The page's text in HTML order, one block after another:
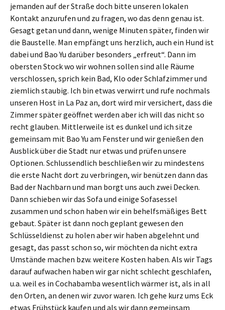
jemanden auf der Straße doch bitte unseren lokalen
Kontakt anzurufen und zu fragen, wo das denn genau ist.
Gesagt getan und dann, wenige Minuten später, finden wir
die Baustelle. Man empfängt uns herzlich, auch ein Hund ist
dabei und Bao Yu darüber besonders „erfreut“. Dann im
obersten Stock wo wir wohnen sollen sind alle Räume
verschlossen, sprich kein Bad, Klo oder Schlafzimmer und
ziemlich staubig. Ich bin etwas verwirrt und rufe nochmals
unseren Host in La Paz an, dort wird mir versichert, dass die
Zimmer später geöffnet werden aber ich will das nicht so
recht glauben. Mittlerweile ist es dunkel und ich sitze
gemeinsam mit Bao Yu am Fenster und wir genießen den
Ausblick über die Stadt nur etwas und prüfen unsere
Optionen. Schlussendlich beschließen wir zu mindestens
die erste Nacht dort zu verbringen, wir benützen dann das
Bad der Nachbarn und man borgt uns auch zwei Decken.
Dann schieben wir das Sofa und einige Sofasessel
zusammen und schon haben wir ein behelfsmäßiges Bett
gebaut. Später ist dann noch geplant gewesen den
Schlüsseldienst zu holen aber wir haben abgelehnt und
gesagt, das passt schon so, wir möchten da nicht extra
Umstände machen bzw. weitere Kosten haben. Als wir Tags
darauf aufwachen haben wir gar nicht schlecht geschlafen,
u.a. weil es in Cochabamba wesentlich wärmer ist, als in all
den Orten, an denen wir zuvor waren. Ich gehe kurz ums Eck
etwas Frühstück kaufen und als wir dann gemeinsam